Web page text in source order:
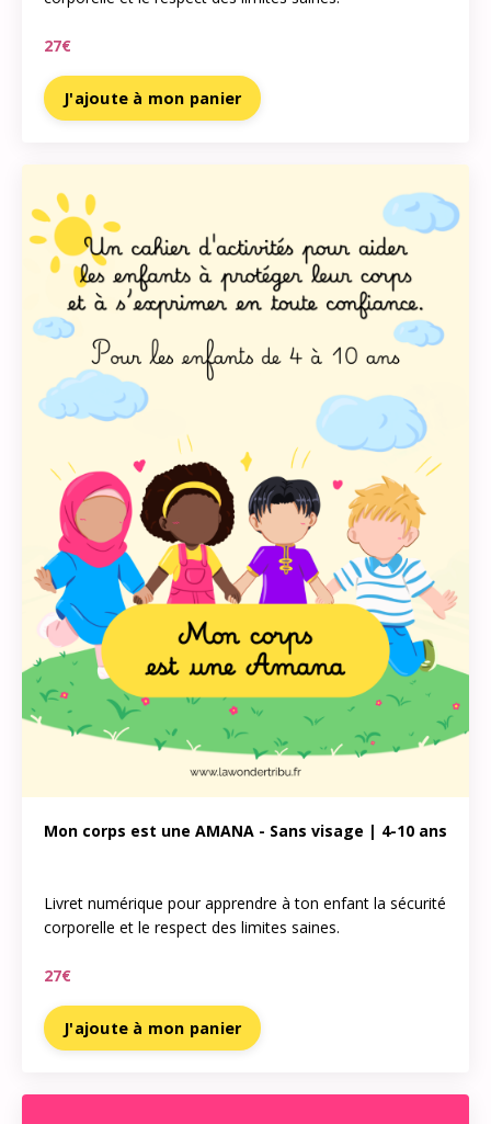
27€
J'ajoute à mon panier
Mon corps est une AMANA - Sans visage | 4-10 ans
Livret numérique pour apprendre à ton enfant la sécurité
corporelle et le respect des limites saines.
27€
J'ajoute à mon panier